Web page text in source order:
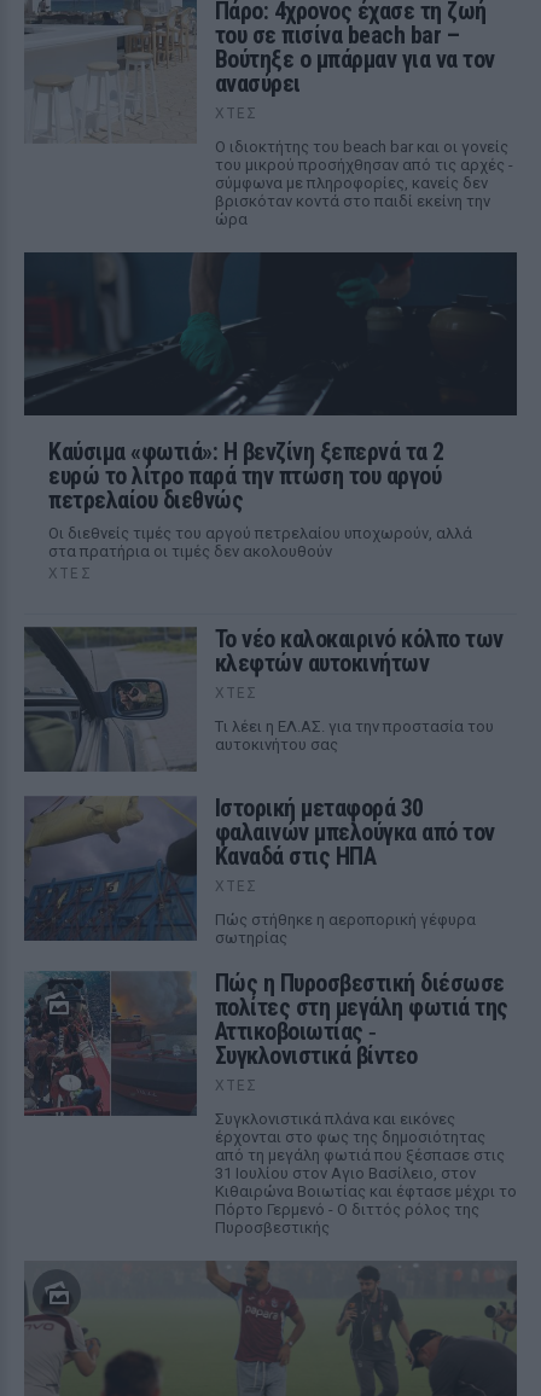
Πάρο: 4χρονος έχασε τη ζωή
του σε πισίνα beach bar –
Βούτηξε ο μπάρμαν για να τον
ανασύρει
ΧΤΕΣ
Ο ιδιοκτήτης του beach bar και οι γονείς
του μικρού προσήχθησαν από τις αρχές -
σύμφωνα με πληροφορίες, κανείς δεν
βρισκόταν κοντά στο παιδί εκείνη την
ώρα
Καύσιμα «φωτιά»: Η βενζίνη ξεπερνά τα 2
ευρώ το λίτρο παρά την πτώση του αργού
πετρελαίου διεθνώς
Οι διεθνείς τιμές του αργού πετρελαίου υποχωρούν, αλλά
στα πρατήρια οι τιμές δεν ακολουθούν
ΧΤΕΣ
Το νέο καλοκαιρινό κόλπο των
κλεφτών αυτοκινήτων
ΧΤΕΣ
Tι λέει η ΕΛ.ΑΣ. για την προστασία του
αυτοκινήτου σας
Ιστορική μεταφορά 30
φαλαινών μπελούγκα από τον
Καναδά στις ΗΠΑ
ΧΤΕΣ
Πώς στήθηκε η αεροπορική γέφυρα
σωτηρίας
Πώς η Πυροσβεστική διέσωσε
πολίτες στη μεγάλη φωτιά της
Αττικοβοιωτίας ‑
Συγκλονιστικά βίντεο
ΧΤΕΣ
Συγκλονιστικά πλάνα και εικόνες
έρχονται στο φως της δημοσιότητας
από τη μεγάλη φωτιά που ξέσπασε στις
31 Ιουλίου στον Αγιο Βασίλειο, στον
Κιθαιρώνα Βοιωτίας και έφτασε μέχρι το
Πόρτο Γερμενό - Ο διττός ρόλος της
Πυροσβεστικής